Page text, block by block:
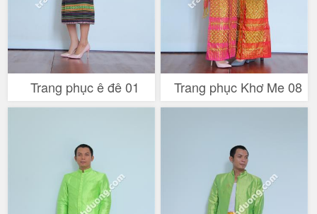
Trang phục ê đê 01 Trang phục Khơ Me 08